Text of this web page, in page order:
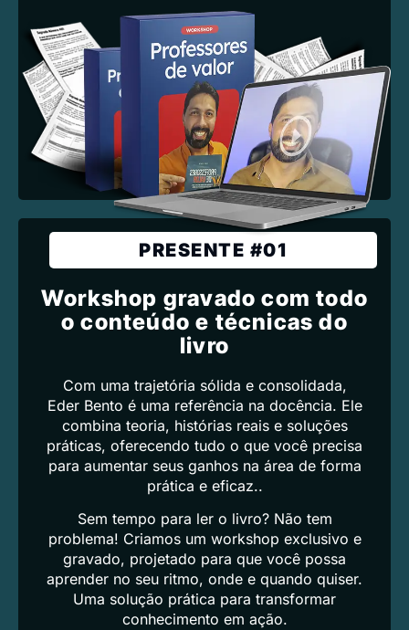
PRESENTE #01
Workshop gravado com todo
o conteúdo e técnicas do
livro
Com uma trajetória sólida e consolidada,
Eder Bento é uma referência na docência. Ele
combina teoria, histórias reais e soluções
práticas, oferecendo tudo o que você precisa
para aumentar seus ganhos na área de forma
prática e eficaz..
Sem tempo para ler o livro? Não tem
problema! Criamos um workshop exclusivo e
gravado, projetado para que você possa
aprender no seu ritmo, onde e quando quiser.
Uma solução prática para transformar
conhecimento em ação.